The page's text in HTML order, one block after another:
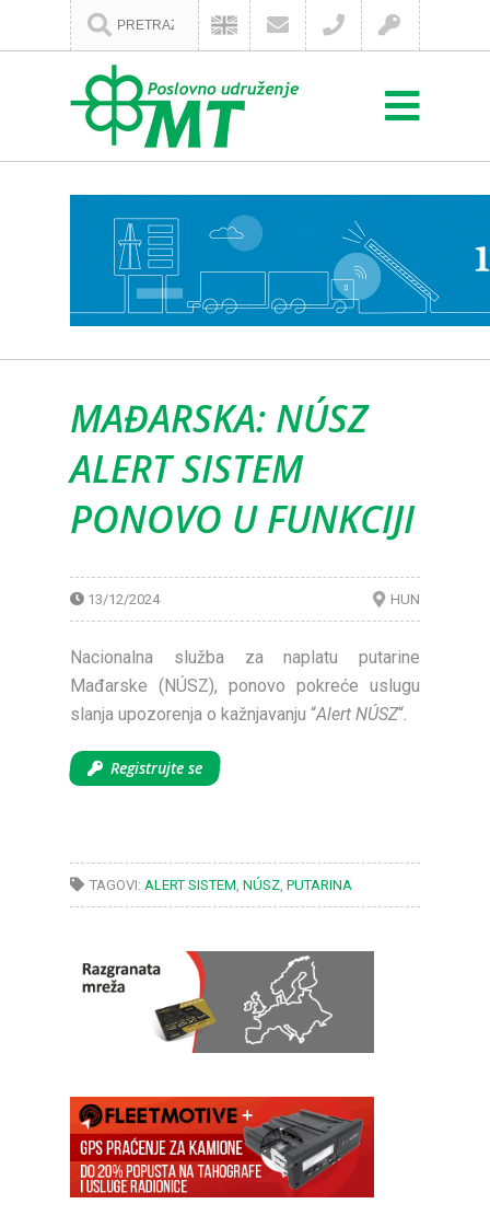
MAĐARSKA: NÚSZ
ALERT SISTEM
PONOVO U FUNKCIJI
13/12/2024 HUN
Nacionalna služba za naplatu putarine
Mađarske (NÚSZ), ponovo pokreće uslugu
slanja upozorenja o kažnjavanju “Alert NÚSZ“.
Registrujte se
TAGOVI: ALERT SISTEM, NÚSZ, PUTARINA